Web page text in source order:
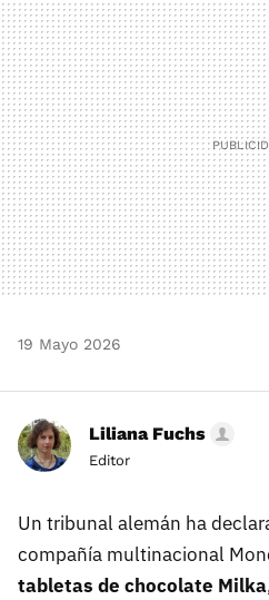
19 Mayo 2026
Liliana Fuchs
Editor
Un tribunal alemán ha
compañía multinacional
tabletas de chocolate Milka